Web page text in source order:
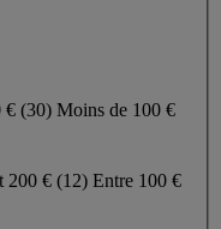
€ (30) Moins de 100 €
200 € (12) Entre 100 €